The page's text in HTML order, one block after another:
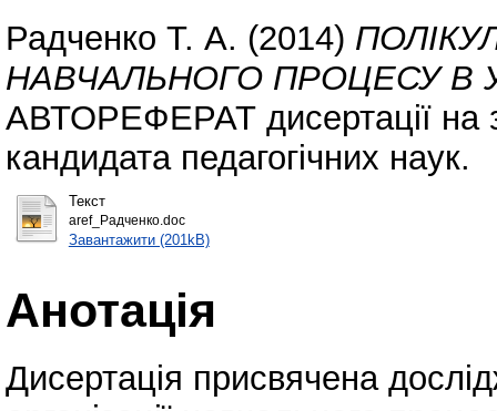
Радченко Т. А. (2014)
НАВЧАЛЬНОГО ПРОЦЕСУ В
АВТОРЕФЕРАТ дисертації на
кандидата педагогічних наук.
Текст
aref_Радченко.doc
Завантажити (201kB)
Анотація
Дисертація присвячена